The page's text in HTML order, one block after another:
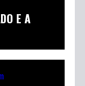
E A